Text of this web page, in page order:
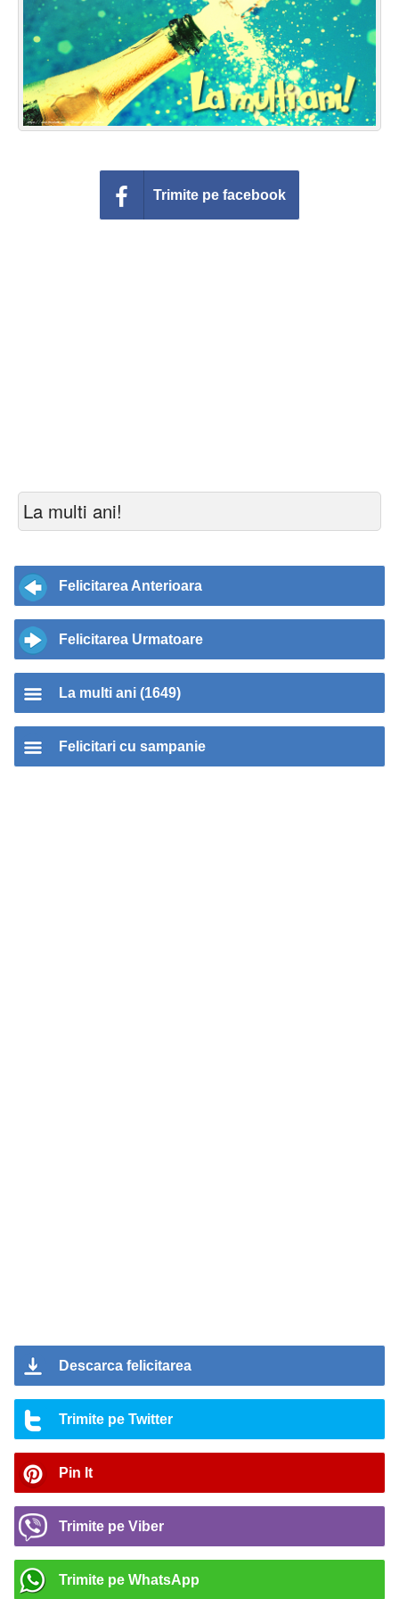
Felicitari zile saptamana
Felicitari muzicale
Felicitari muzicale personalizate
Felicitari animate
Invitatii personalizate
Conecteaza-te
Trimite pe facebook
La multi ani!
Felicitarea Anterioara
Felicitarea Urmatoare
La multi ani (1649)
Felicitari cu sampanie
Descarca felicitarea
Trimite pe Twitter
Pin It
Trimite pe Viber
Trimite pe WhatsApp